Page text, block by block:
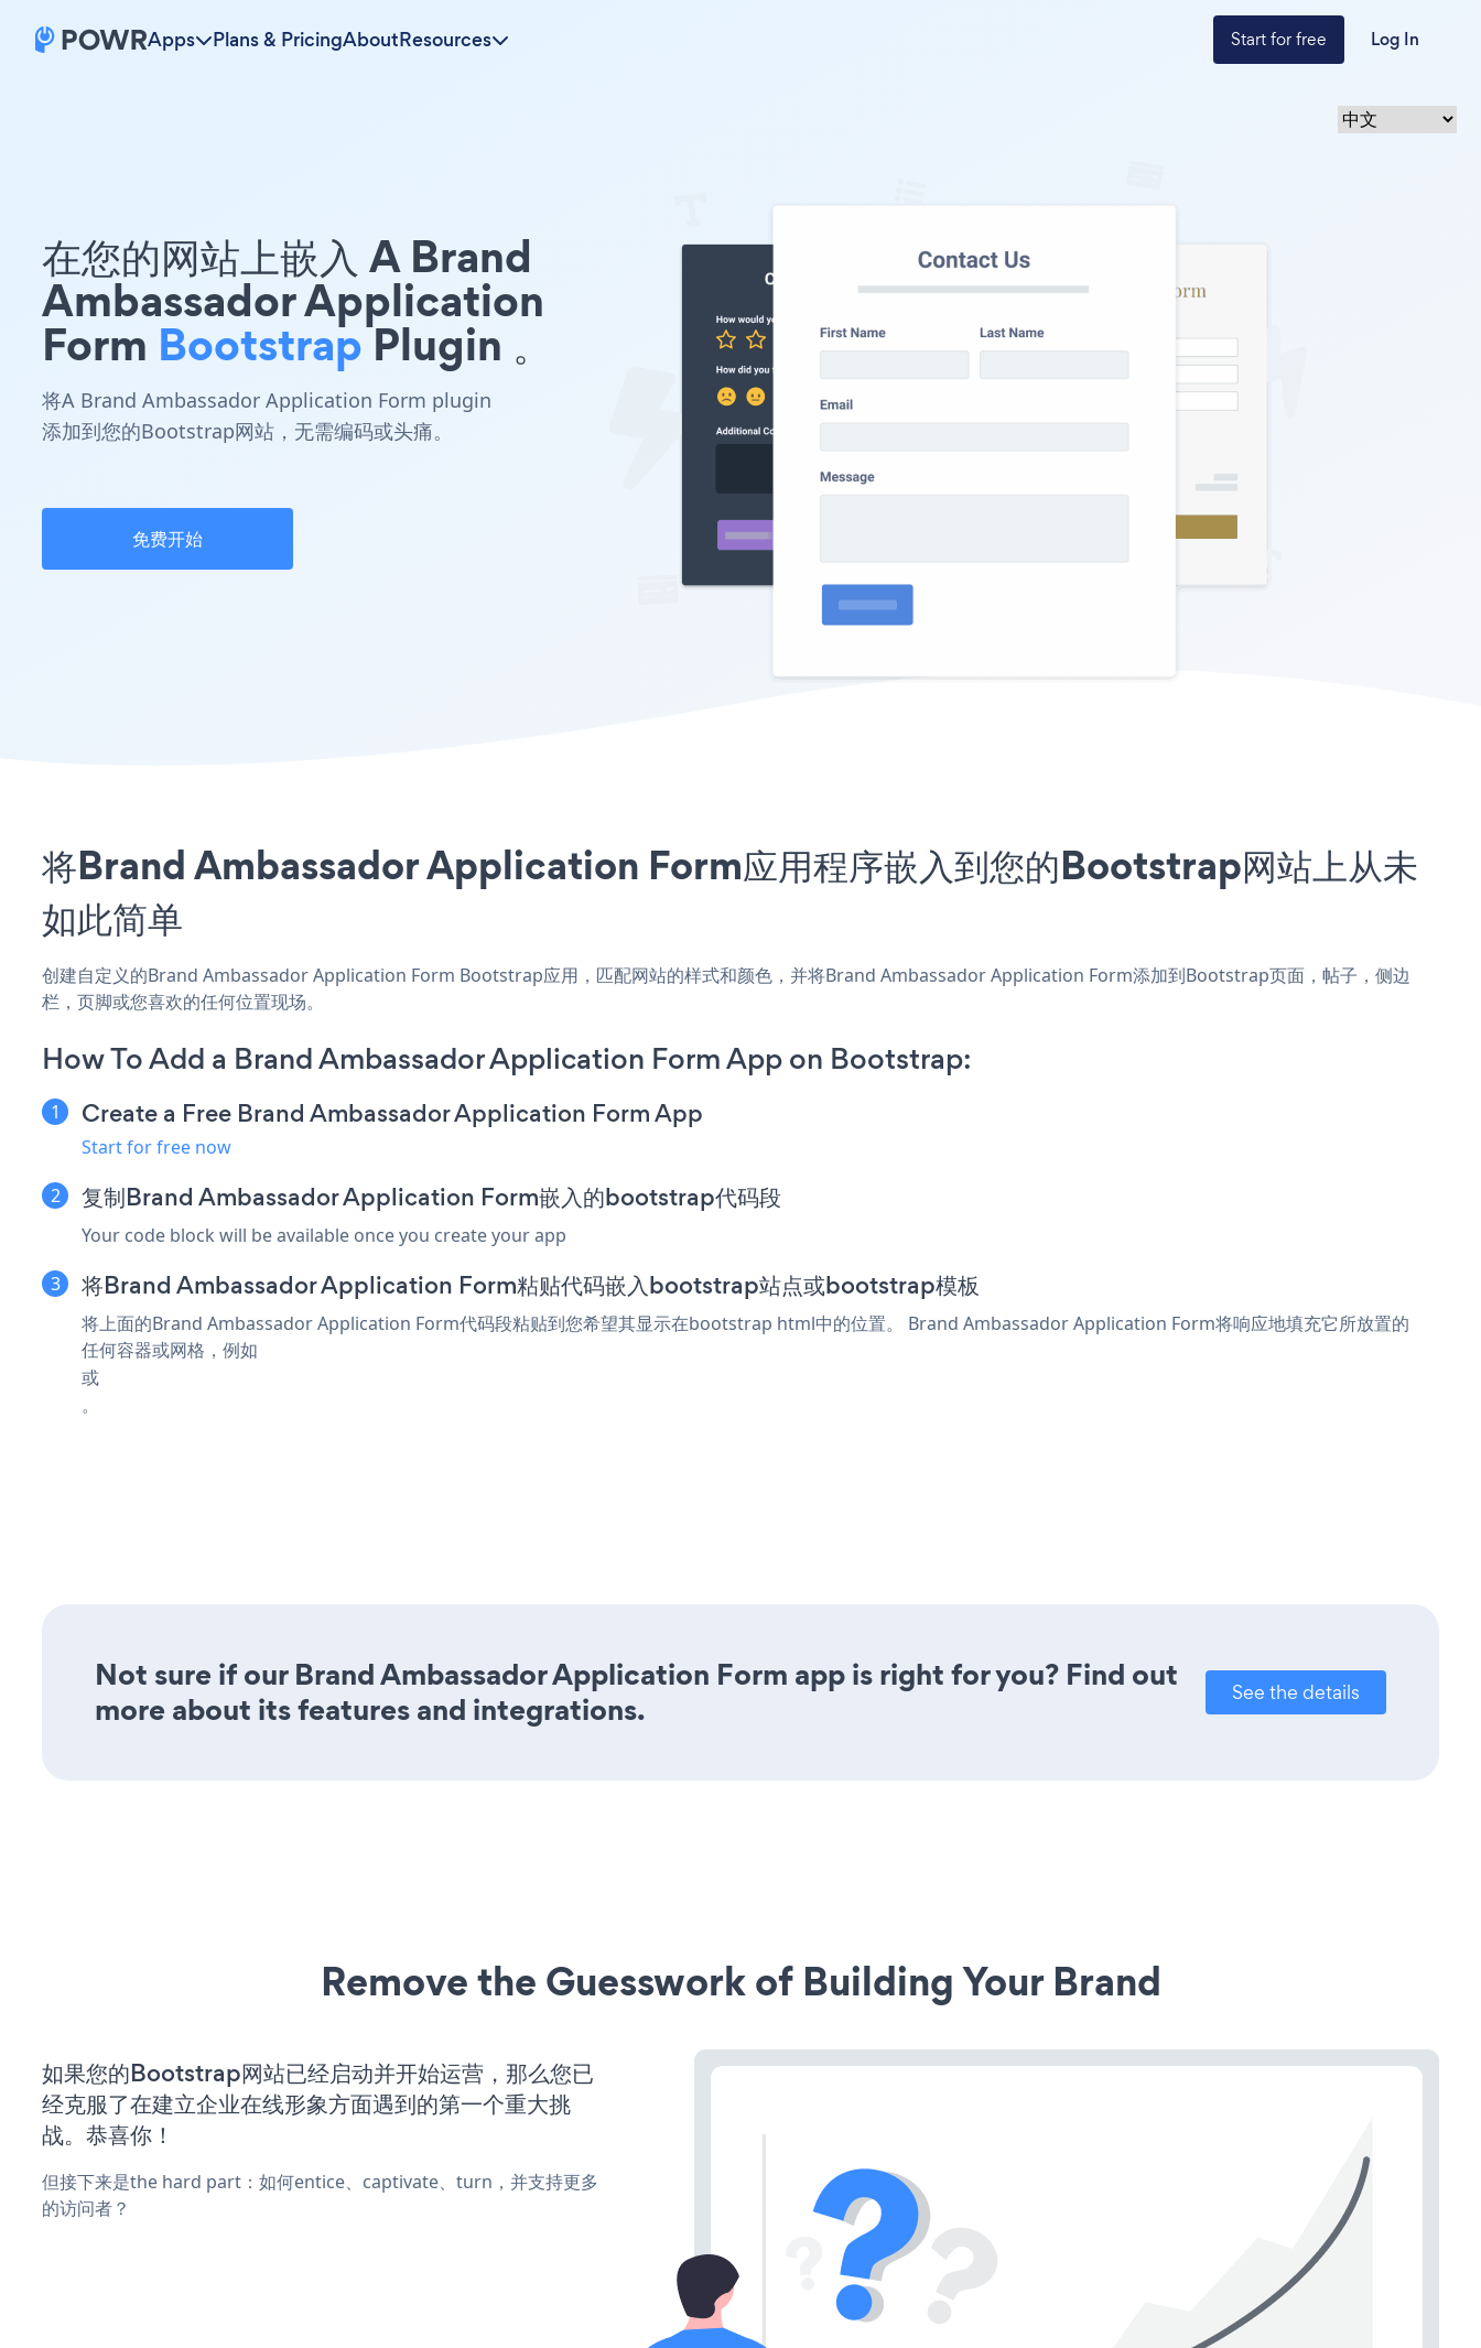
Apps Plans & PricingAboutResources Start for free Log In
在您的网站上嵌入 A Brand
Ambassador Application
Form BootstrapPlugin 。
将A Brand Ambassador Application Form plugin
添加到您的Bootstrap网站，无需编码或头痛。
免费开始
将Brand Ambassador Application Form应用程序嵌入到您的Bootstrap网站上从未
如此简单
创建自定义的Brand Ambassador Application Form Bootstrap应用，匹配网站的样式和颜色，并将Brand Ambassador Application Form添加到Bootstrap页面，帖子，侧边
栏，页脚或您喜欢的任何位置现场。
How To Add a Brand Ambassador Application Form App on Bootstrap:
Create a Free Brand Ambassador Application Form App
Start for free now
复制Brand Ambassador Application Form嵌入的bootstrap代码段
Your code block will be available once you create your app
将Brand Ambassador Application Form粘贴代码嵌入bootstrap站点或bootstrap模板
将上面的Brand Ambassador Application Form代码段粘贴到您希望其显示在bootstrap html中的位置。 Brand Ambassador Application Form将响应地填充它所放置的
任何容器或网格，例如
或
。
Not sure if our Brand Ambassador Application Form app is right for you? Find out
more about its features and integrations.
See the details
Remove the Guesswork of Building Your Brand
如果您的Bootstrap网站已经启动并开始运营，那么您已
经克服了在建立企业在线形象方面遇到的第一个重大挑
战。恭喜你！
但接下来是the hard part：如何entice、captivate、turn，并支持更多
的访问者？